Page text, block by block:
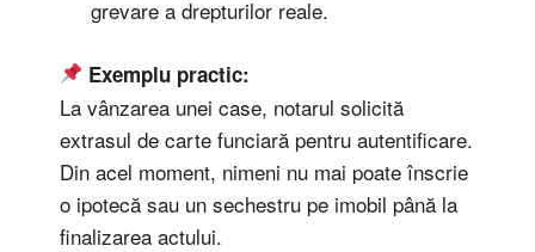
grevare a drepturilor reale.
Exemplu practic:
La vânzarea unei case, notarul solicită
extrasul de carte funciară pentru autentificare.
Din acel moment, nimeni nu mai poate înscrie
o ipotecă sau un sechestru pe imobil până la
finalizarea actului.